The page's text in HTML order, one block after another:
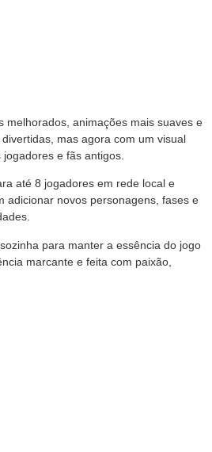
melhorados, animações mais suaves e
mas agora com um visual
e fãs antigos.
até 8 jogadores em rede local e
adicionar novos personagens, fases e
para manter a essência do jogo
marcante e feita com paixão,